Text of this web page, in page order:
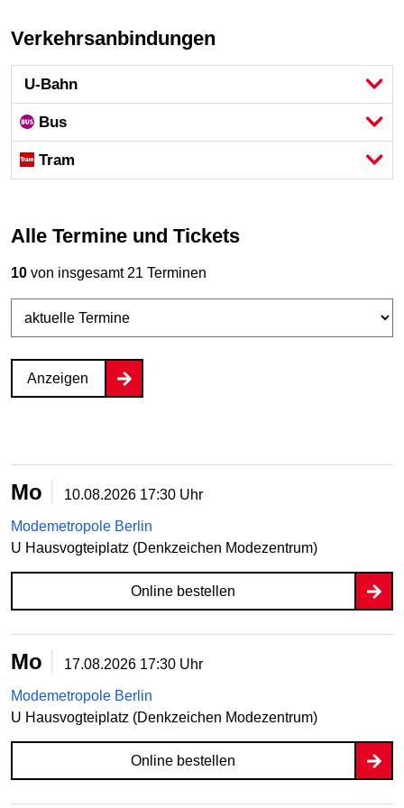
Verkehrsanbindungen
U-Bahn
Bus
Tram
Alle Termine und Tickets
10 von insgesamt 21 Terminen
Anzeigen
Mo 10.08.2026 17:30 Uhr
Modemetropole Berlin
U Hausvogteiplatz (Denkzeichen Modezentrum)
Online bestellen
Mo 17.08.2026 17:30 Uhr
Modemetropole Berlin
U Hausvogteiplatz (Denkzeichen Modezentrum)
Online bestellen